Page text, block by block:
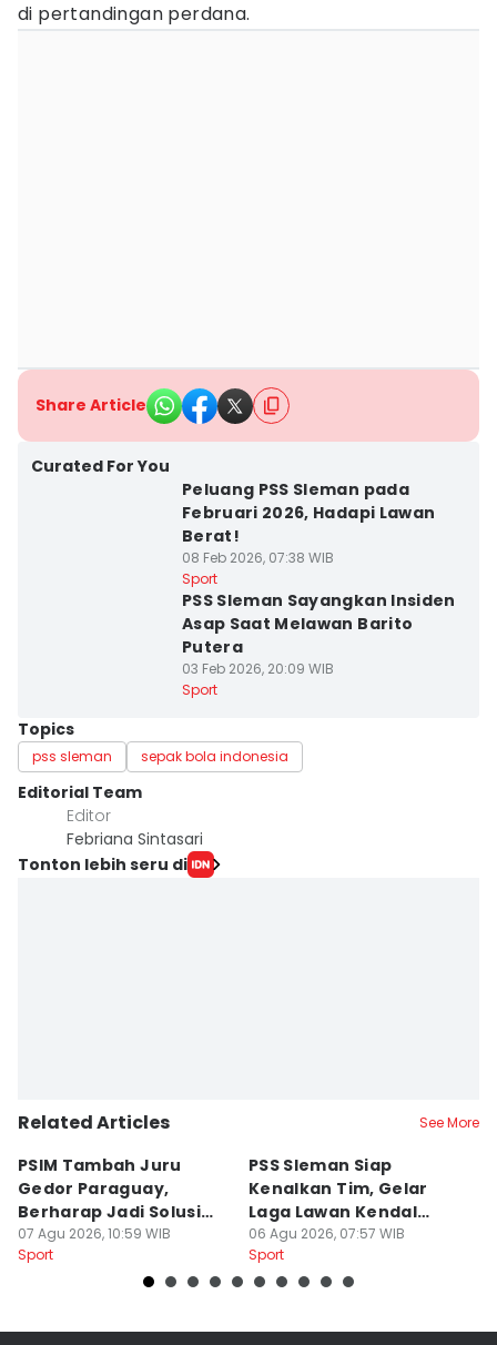
di pertandingan perdana.
Share Article
Curated For You
Peluang PSS Sleman pada
Februari 2026, Hadapi Lawan
Berat!
08 Feb 2026, 07:38 WIB
Sport
PSS Sleman Sayangkan Insiden
Asap Saat Melawan Barito
Putera
03 Feb 2026, 20:09 WIB
Sport
Topics
pss sleman sepak bola indonesia
Editorial Team
Editor
Febriana Sintasari
Tonton lebih seru di
Related Articles See More
PSIM Tambah Juru
Gedor Paraguay,
Berharap Jadi Solusi
Minimnya Pencetak Gol
07 Agu 2026, 10:59 WIB
Sport
PSS Sleman Siap
Kenalkan Tim, Gelar
Laga Lawan Kendal
Tornado FC
06 Agu 2026, 07:57 WIB
Sport